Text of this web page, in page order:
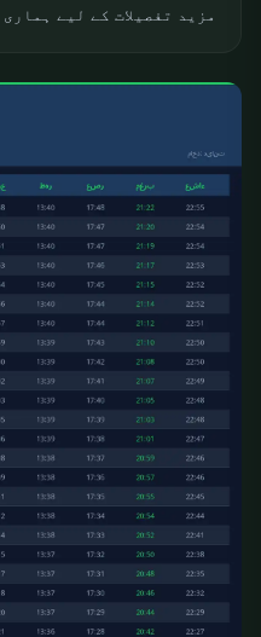
مزید تفصیلات کے لیے